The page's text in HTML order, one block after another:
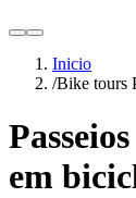
lightdark
Inicio
/Bike tours
em